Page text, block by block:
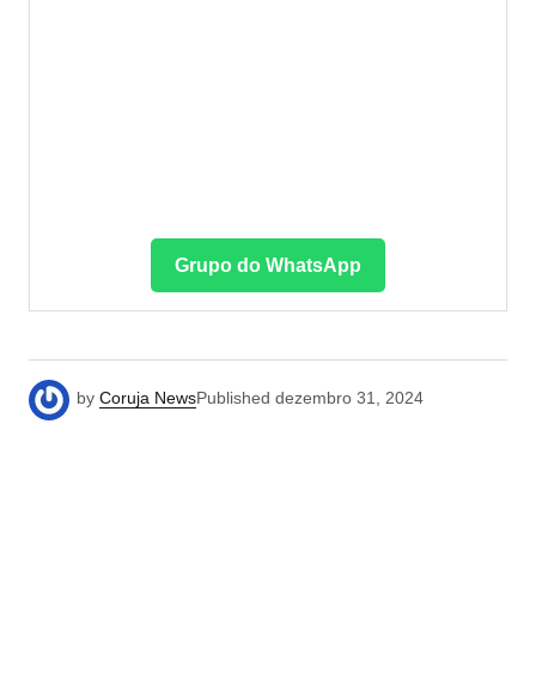
Grupo do WhatsApp
by Coruja NewsPublished dezembro 31, 2024